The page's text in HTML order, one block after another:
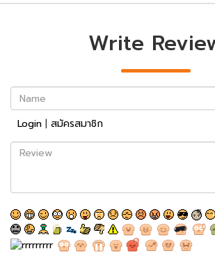
Write
Name
Login | สมัครสมาชิก
Review